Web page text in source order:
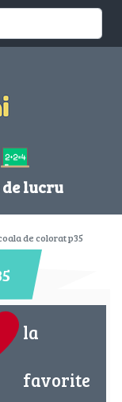
de lucru
de colorat p35
la
favorite